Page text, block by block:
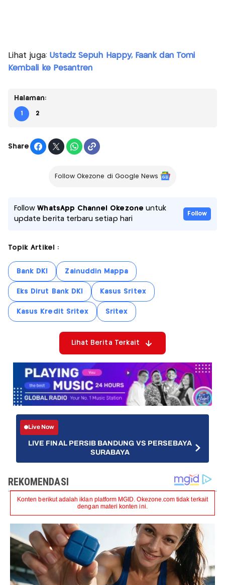
Lihat juga: Ustadz Sepuh Happy, Faank dan Tomi
Kembali ke Pesantren
Halaman:
1 2
Share
Follow Okezone di Google News
FollowWhatsApp Channel Okezone untuk
update berita terbaru setiap hari
Follow
Topik Artikel :
Bank DKI Zainuddin Mappa
Eks Dirut Bank DKI Kasus Sritex
Kasus Kredit Sritex Sritex
Lihat Berita Terkait
Live Now
LIVE FINAL PERSIB BANDUNG VS PERSEBAYA
SURABAYA